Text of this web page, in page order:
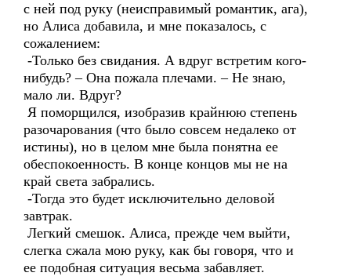
с ней под руку (неисправимый романтик, ага),
но Алиса добавила, и мне показалось, с
сожалением:
-Только без свидания. А вдруг встретим кого-
нибудь? – Она пожала плечами. – Не знаю,
мало ли. Вдруг?
Я поморщился, изобразив крайнюю степень
разочарования (что было совсем недалеко от
истины), но в целом мне была понятна ее
обеспокоенность. В конце концов мы не на
край света забрались.
-Тогда это будет исключительно деловой
завтрак.
Легкий смешок. Алиса, прежде чем выйти,
слегка сжала мою руку, как бы говоря, что и
ее подобная ситуация весьма забавляет.